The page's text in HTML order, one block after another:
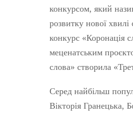
конкурсом, який
розвитку нової хвилі
конкурс «Коронація
меценатським
слова» створила
Серед найбільш
Вікторія Гранецька,